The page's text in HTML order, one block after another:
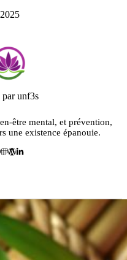
par unf3s
être mental, et prévention,
une existence épanouie.